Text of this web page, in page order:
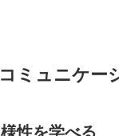
ミュニケー
性を学べる